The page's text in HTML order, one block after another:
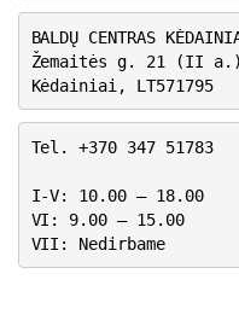
BALDŲ CENTRAS
Žemaitės g. 21 (II a.)
Kėdainiai, LT571795
Tel. +370 347 51783
I-V: 10.00 – 18.00
VI: 9.00 – 15.00
VII: Nedirbame